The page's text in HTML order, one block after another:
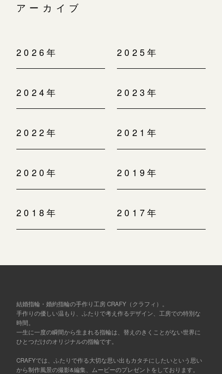
アーカイブ
2026年 2025年
2024年 2023年
2022年 2021年
2020年 2019年
2018年 2017年
結婚指輪・婚約指輪の手作り工房 CRAFY（クラフィ）。
手作りの優しい温もり、ふたりで考え作るデザイン、工房での特別な
時間。
一生に一度の瞬間から生まれる指輪は、替えのきくことがない世界に
ひとつだけのオリジナルの指輪です。
CRAFYでは、ふたりで作る大切な思い出もカタチにしたいという思い
から制作風景の撮影&編集、ムービーのプレゼントをしております。